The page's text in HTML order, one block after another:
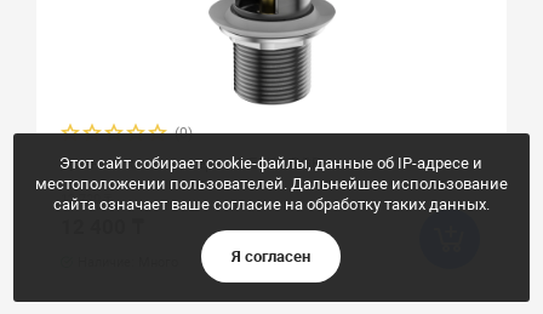
(0)
Донный клапан, черный ESKO BGB
13 720 ₸
Этот сайт собирает cookie-файлы, данные об IP-адресе и
местоположении пользователей. Дальнейшее использование
сайта означает ваше согласие на обработку таких данных.
Я согласен